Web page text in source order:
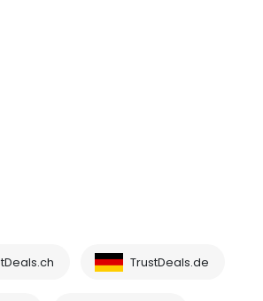
TrustDeals.de